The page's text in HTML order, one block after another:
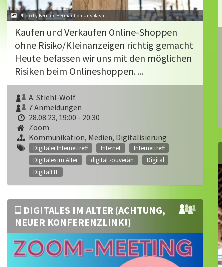
Photo by Bernard Hermant on Unsplash
Kaufen und Verkaufen Online-Shoppen
ohne Risiko/Kleinanzeigen richtig gemacht
Heute befassen wir uns mit den möglichen
Risiken beim Onlineshoppen. ...
A. Stiehl-Wolf
7 Anmeldungen
28.08.23, 19:00 - 20:30
Zoom
Kommunikation, Medien, Digitalisierung
Digitaler Internettreff Internet
Internettreff
Digitales im Alter
digital souverän
Digital
DigitalFIT
DIGITALES IM ALTER (ACHTUNG,
NEUER KONFERENZLINK!)